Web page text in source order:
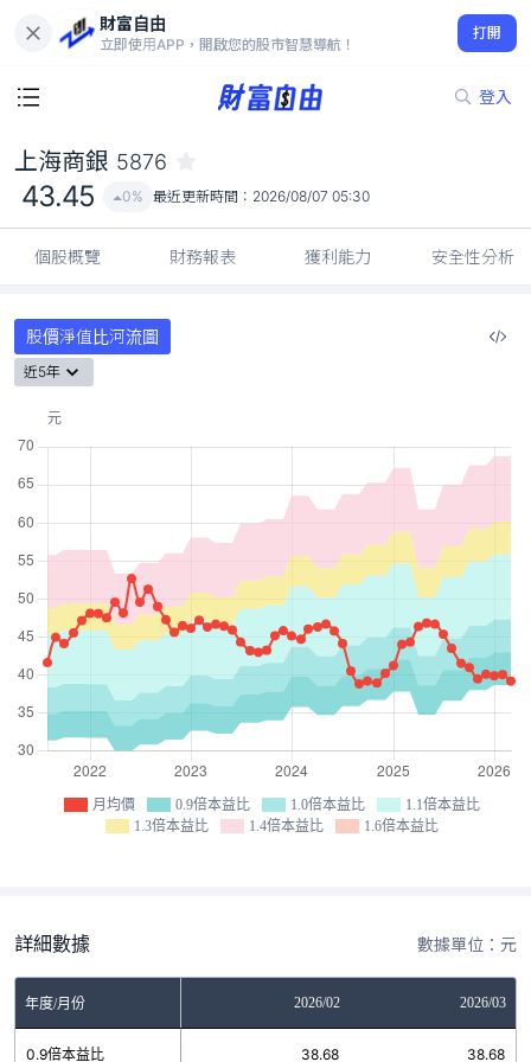
財富自由
立即使用APP，開啟您的股市智慧導航！
打開
登入
43.45
0%
上海商銀 5876
43.45 0% 最近更新時間： 2026/08/07 05:30
個股概覽 財務報表 獲利能力 安全性分析
股價淨值比河流圖
近5年
月均價 0.9倍本益比 1.0倍本益比
1.1倍本益比
1.3倍本益比
1.4倍本益比 1.6倍本益比
詳細數據 數據單位：元
年度/月份 2026/02 2026/03
0.9倍本益比 38.68 38.68